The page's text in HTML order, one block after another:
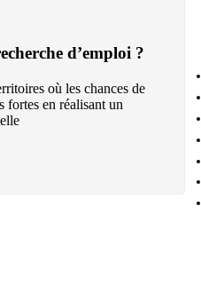
d’emploi ?
où les chances de
fortes en réalisant un